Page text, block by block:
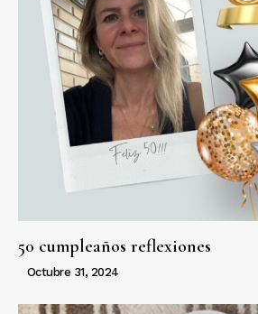
50 cumpleaños reflexiones
Octubre 31, 2024